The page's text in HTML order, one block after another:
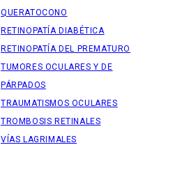
QUERATOCONO
RETINOPATÍA DIABÉTICA
RETINOPATÍA DEL PREMATURO
TUMORES OCULARES Y DE
PÁRPADOS
TRAUMATISMOS OCULARES
TROMBOSIS RETINALES
VÍAS LAGRIMALES